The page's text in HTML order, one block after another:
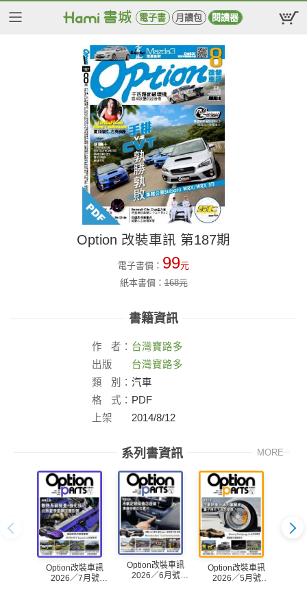
電子書 月讀包 閱讀器
Option 改裝車訊 第187期
電子書價： 99元
紙本書價：168元
書籍資訊
作 者： 台灣寶路多
出版
社：
台灣寶路多
類
別： 汽車
格
式： PDF
上架
2014/8/12
系列書資訊 MORE
Option改裝車訊
2026／7月號
Option改裝車訊
2026／6月號
Option改裝車訊
2026／5月號